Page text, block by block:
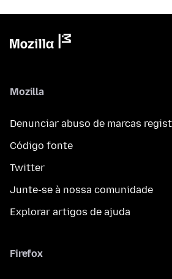
Mozilla
Denunciar abuso de marcas
Código fonte
Twitter
Junte-se à nossa comunidade
Explorar artigos de ajuda
Firefox